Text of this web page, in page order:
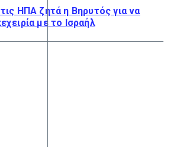
ΗΠΑ ζητά η Βηρυτός για να
με το Ισραήλ